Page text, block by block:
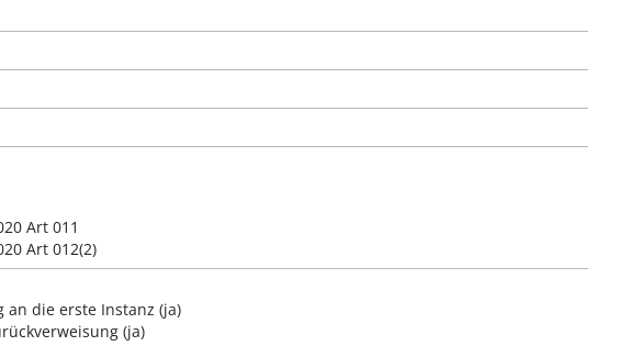
Art 011
Art 012(2)
an die erste Instanz (ja)
(ja)